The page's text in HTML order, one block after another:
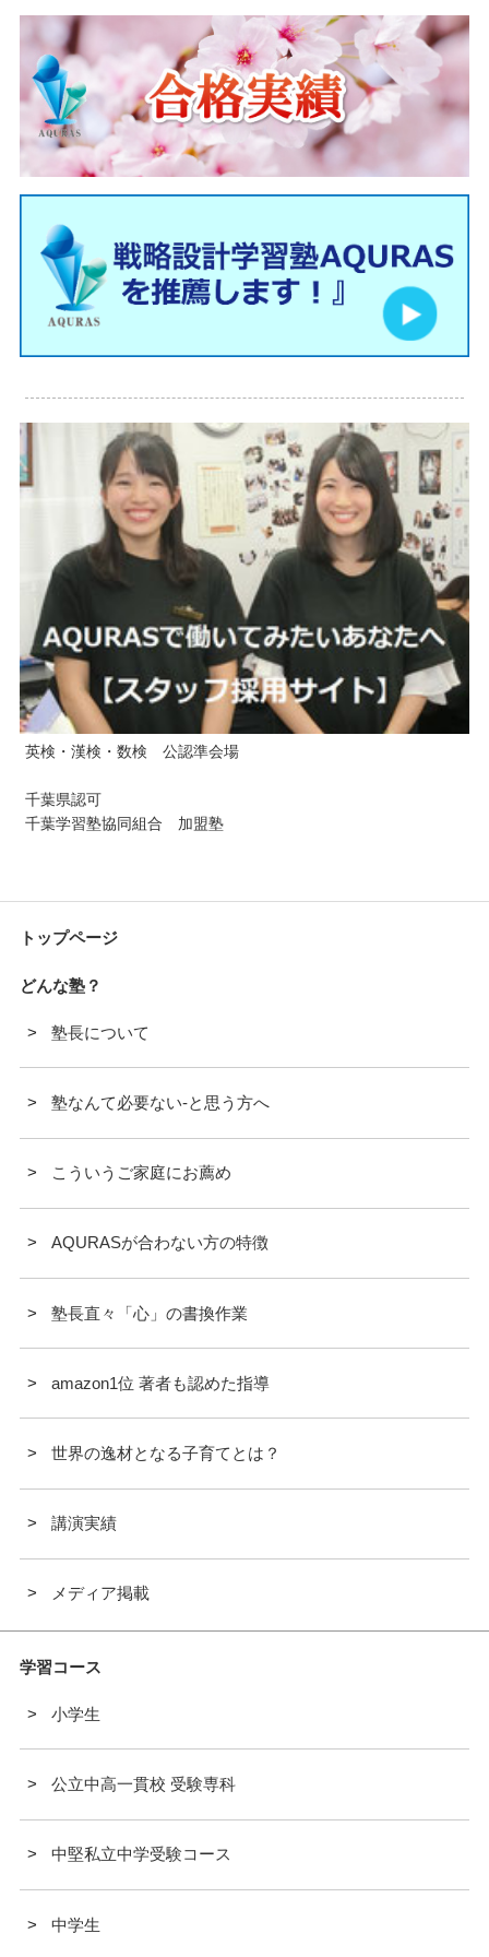
英検・漢検・数検 公認準会場
千葉県認可
千葉学習塾協同組合 加盟塾
トップページ
どんな塾？
塾長について
塾なんて必要ない-と思う方へ
こういうご家庭にお薦め
AQURASが合わない方の特徴
塾長直々「心」の書換作業
amazon1位 著者も認めた指導
世界の逸材となる子育てとは？
講演実績
メディア掲載
学習コース
小学生
公立中高一貫校 受験専科
中堅私立中学受験コース
中学生